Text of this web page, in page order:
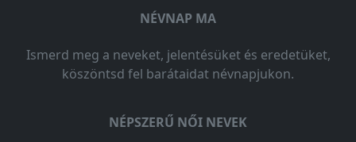
NÉVNAP MA
Ismerd meg a neveket, jelentésüket és eredetüket,
köszöntsd fel barátaidat névnapjukon.
NÉPSZERŰ NŐI NEVEK